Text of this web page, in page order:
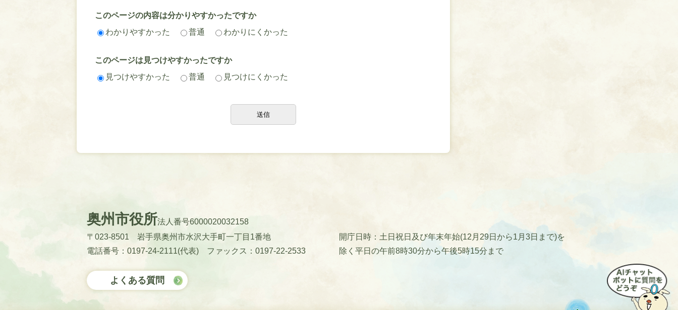
このページの内容は分かりやすかったですか
わかりやすかった
普通 わかりにくかった
このページは見つけやすかったですか
見つけやすかった
普通 見つけにくかった
奥州市役所法人番号6000020032158
〒023-8501 岩手県奥州市水沢大手町一丁目1番地
電話番号：0197-24-2111(代表)
ファックス：0197-22-2533
開庁日時：土日祝日及び年末年始(12月29日から1月3日まで)を
除く平日の午前8時30分から午後5時15分まで
よくある質問